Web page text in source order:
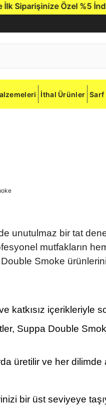
Özel %5
İthal Ürünler Sarf
unutulmaz bir tat
mutfakların
Smoke
katkısız içerikleriyle
Suppa Double
üretilir ve her dilimde
bir üst seviyeye